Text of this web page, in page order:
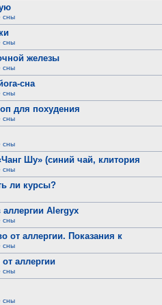
сны
сны
железы
сны
сна
сны
для похудения
сны
сны
Шу» (синий чай, клитория
сны
ли курсы?
аллергии Alergyx
сны
от аллергии. Показания к
сны
аллергии
сны
сны